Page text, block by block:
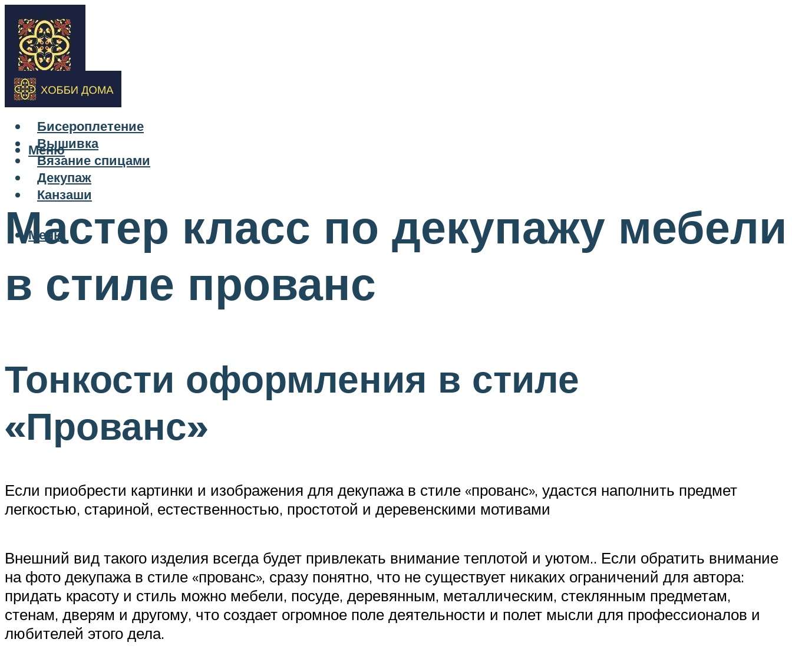
Бисероплетение
Вышивка
Вязание спицами
Декупаж
Канзаши
Меню
Меню
Мастер класс по декупажу мебели
в стиле прованс
Тонкости оформления в стиле
«Прованс»
Если приобрести картинки и изображения для декупажа в стиле «прованс», удастся наполнить предмет
легкостью, стариной, естественностью, простотой и деревенскими мотивами
Внешний вид такого изделия всегда будет привлекать внимание теплотой и уютом.. Если обратить внимание
на фото декупажа в стиле «прованс», сразу понятно, что не существует никаких ограничений для автора:
придать красоту и стиль можно мебели, посуде, деревянным, металлическим, стеклянным предметам,
стенам, дверям и другому, что создает огромное поле деятельности и полет мысли для профессионалов и
любителей этого дела.